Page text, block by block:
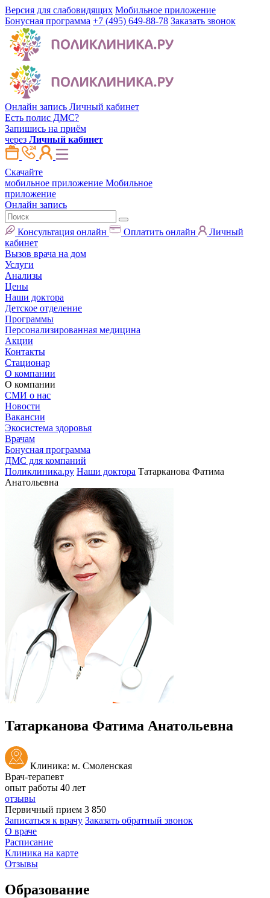
Версия для слабовидящих Мобильное приложение
Бонусная программа +7 (495) 649-88-78 Заказать звонок
Онлайн запись Личный кабинет
Есть полис ДМС?
Запишись на приём
через Личный кабинет
Скачайте
мобильное приложение Мобильное
приложение
Онлайн запись
Консультация онлайн Оплатить онлайн
Личный
кабинет
Вызов врача на дом
Услуги
Анализы
Цены
Наши доктора
Детское отделение
Программы
Персонализированная медицина
Акции
Контакты
Стационар
О компании
О компании
СМИ о нас
Новости
Вакансии
Экосистема здоровья
Врачам
Бонусная программа
ДМС для компаний
Поликлиника.ру Наши доктора Татарканова Фатима
Анатольевна
Татарканова Фатима Анатольевна
Клиника: м. Смоленская
Врач-терапевт
опыт работы 40 лет
отзывы
Первичный прием 3 850
Записаться к врачу Заказать обратный звонок
О враче
Расписание
Клиника на карте
Отзывы
Образование